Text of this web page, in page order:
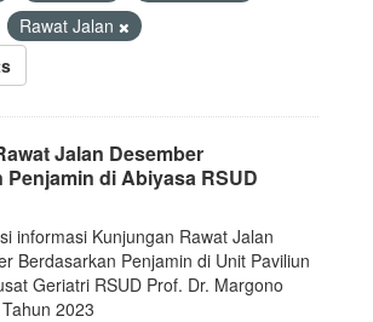
Rawat Jalan
Jalan Desember
Penjamin di Abiyasa RSUD
informasi Kunjungan Rawat Jalan
Berdasarkan Penjamin di Unit Paviliun
Geriatri RSUD Prof. Dr. Margono
2023